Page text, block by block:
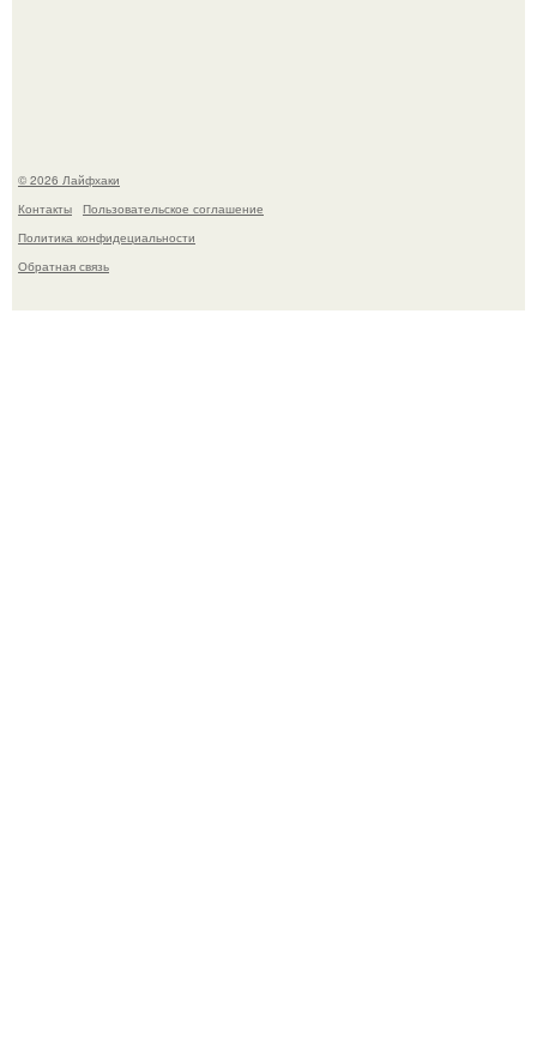
© 2026 Лайфхаки
Контакты
Пользовательское соглашение
Политика конфидециальности
Обратная связь